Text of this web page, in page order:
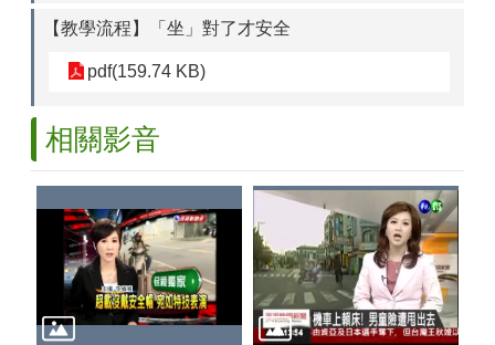
【教學流程】「坐」對了才安全
pdf(159.74 KB)
相關影音